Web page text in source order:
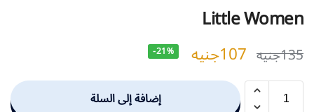
Little Women
135جنيه 107جنيه -21%
إضافة إلى السلة